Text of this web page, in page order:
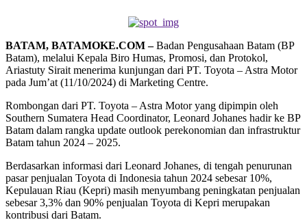
BATAM, BATAMOKE.COM –Badan Pengusahaan Batam (BP
Batam), melalui Kepala Biro Humas, Promosi, dan Protokol,
Ariastuty Sirait menerima kunjungan dari PT. Toyota – Astra Motor
pada Jum’at (11/10/2024) di Marketing Centre.
Rombongan dari PT. Toyota – Astra Motor yang dipimpin oleh
Southern Sumatera Head Coordinator, Leonard Johanes hadir ke BP
Batam dalam rangka update outlook perekonomian dan infrastruktur
Batam tahun 2024 – 2025.
Berdasarkan informasi dari Leonard Johanes, di tengah penurunan
pasar penjualan Toyota di Indonesia tahun 2024 sebesar 10%,
Kepulauan Riau (Kepri) masih menyumbang peningkatan penjualan
sebesar 3,3% dan 90% penjualan Toyota di Kepri merupakan
kontribusi dari Batam.